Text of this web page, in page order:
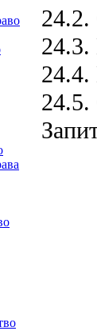
24.2.
24.3.
24.4.
24.5.